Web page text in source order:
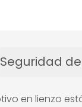
Seguridad
en lienzo